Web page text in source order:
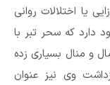
یا اختلالات روانی
دارد که سحر تبر با
و منال بسیاری زده
وی نیز عنوان